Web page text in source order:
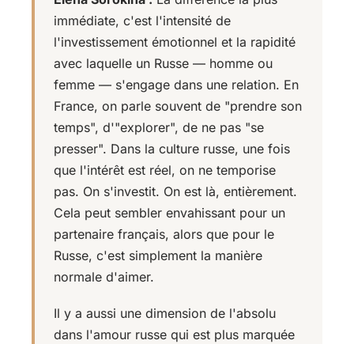
immédiate, c'est l'intensité de
l'investissement émotionnel et la rapidité
avec laquelle un Russe — homme ou
femme — s'engage dans une relation. En
France, on parle souvent de "prendre son
temps", d'"explorer", de ne pas "se
presser". Dans la culture russe, une fois
que l'intérêt est réel, on ne temporise
pas. On s'investit. On est là, entièrement.
Cela peut sembler envahissant pour un
partenaire français, alors que pour le
Russe, c'est simplement la manière
normale d'aimer.
Il y a aussi une dimension de l'absolu
dans l'amour russe qui est plus marquée